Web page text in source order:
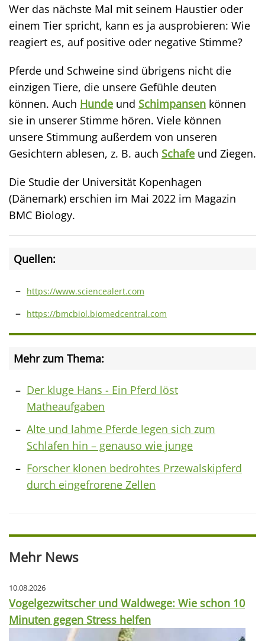
Wer das nächste Mal mit seinem Haustier oder
einem Tier spricht, kann es ja ausprobieren: Wie
reagiert es, auf positive oder negative Stimme?
Pferde und Schweine sind übrigens nicht die
einzigen Tiere, die unsere Gefühle deuten
können. Auch Hunde und Schimpansen können
sie in unserer Stimme hören. Viele können
unsere Stimmung außerdem von unseren
Gesichtern ablesen, z. B. auch Schafe und Ziegen.
Die Studie der Universität Kopenhagen
(Dänemark) erschien im Mai 2022 im Magazin
BMC Biology.
Quellen:
https://www.sciencealert.com
https://bmcbiol.biomedcentral.com
Mehr zum Thema:
Der kluge Hans - Ein Pferd löst
Matheaufgaben
Alte und lahme Pferde legen sich zum
Schlafen hin – genauso wie junge
Forscher klonen bedrohtes Przewalskipferd
durch eingefrorene Zellen
Mehr News
10.08.2026
Vogelgezwitscher und Waldwege: Wie schon 10
Minuten gegen Stress helfen